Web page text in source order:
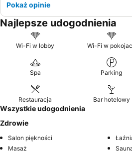
Pokaż opinie
Najlepsze udogodnienia
Wi-Fi w lobby Wi-Fi w
Spa Parking
Restauracja Bar hotelowy
Wszystkie udogodnienia
Zdrowie
Salon piękności
Masaż